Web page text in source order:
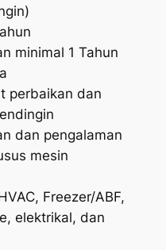
minimal 1 Tahun
perbaikan dan
dan pengalaman
mesin
Freezer/ABF,
elektrikal, dan